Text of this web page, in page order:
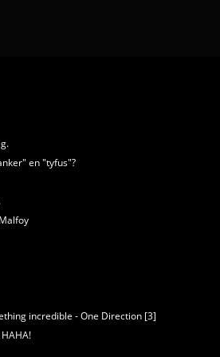
en "tyfus"?
incredible - One Direction [3]